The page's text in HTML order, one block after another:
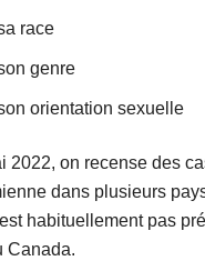
race
genre
orientation sexuelle
2022, on recense des
dans plusieurs
habituellement pas
Canada.